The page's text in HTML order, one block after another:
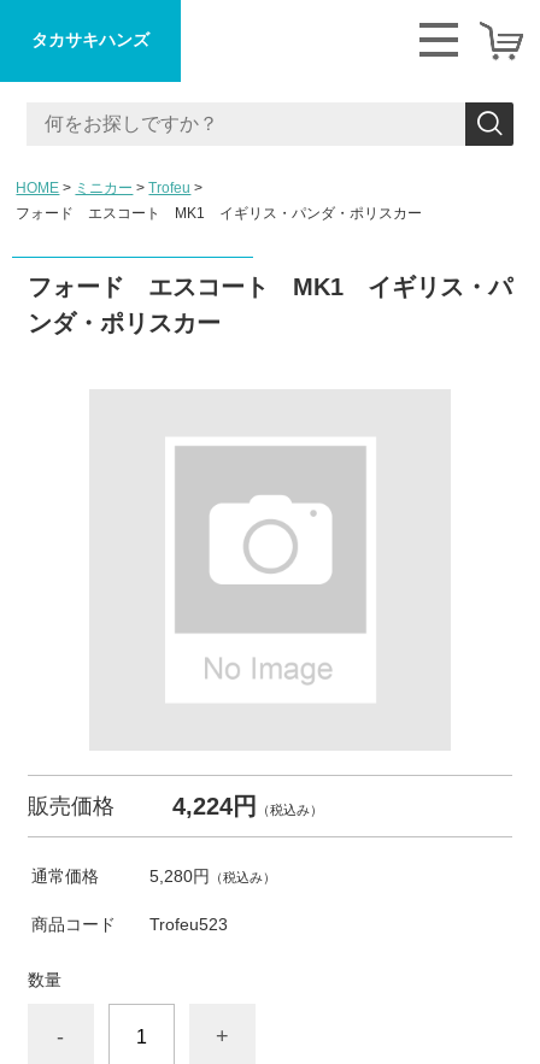
タカサキハンズ
HOME ミニカー
Trofeu
フォード エスコート MK1 イギリス・パンダ・ポリスカー
フォード エスコート MK1 イギリス・パ
ンダ・ポリスカー
販売価格 4,224円 （税込み）
通常価格 5,280円 （税込み）
商品コード Trofeu523
数量
- +